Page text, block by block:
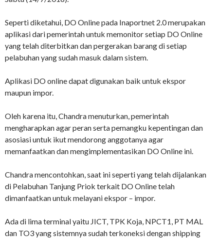
Seperti diketahui, DO Online pada Inaportnet 2.0 merupakan
aplikasi dari pemerintah untuk memonitor setiap DO Online
yang telah diterbitkan dan pergerakan barang di setiap
pelabuhan yang sudah masuk dalam sistem.
Aplikasi DO online dapat digunakan baik untuk ekspor
maupun impor.
Oleh karena itu, Chandra menuturkan, pemerintah
mengharapkan agar peran serta pemangku kepentingan dan
asosiasi untuk ikut mendorong anggotanya agar
memanfaatkan dan mengimplementasikan DO Online ini.
Chandra mencontohkan, saat ini seperti yang telah dijalankan
di Pelabuhan Tanjung Priok terkait DO Online telah
dimanfaatkan untuk melayani ekspor – impor.
Ada di lima terminal yaitu JICT, TPK Koja, NPCT1, PT MAL
dan TO3 yang sistemnya sudah terkoneksi dengan shipping